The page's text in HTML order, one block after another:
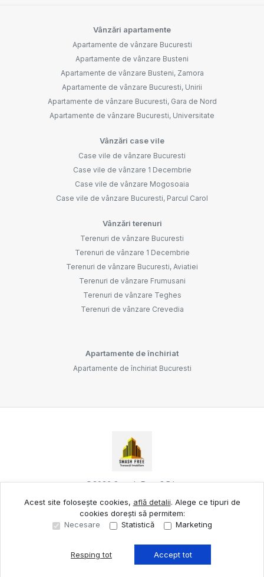
Vânzări apartamente
Apartamente de vânzare Bucuresti
Apartamente de vânzare Busteni
Apartamente de vânzare Busteni, Zamora
Apartamente de vânzare Bucuresti, Unirii
Apartamente de vânzare Bucuresti, Gara de Nord
Apartamente de vânzare Bucuresti, Universitate
Vânzări case vile
Case vile de vânzare Bucuresti
Case vile de vânzare 1 Decembrie
Case vile de vânzare Mogosoaia
Case vile de vânzare Bucuresti, Parcul Carol
Vânzări terenuri
Terenuri de vânzare Bucuresti
Terenuri de vânzare 1 Decembrie
Terenuri de vânzare Bucuresti, Aviatiei
Terenuri de vânzare Frumusani
Terenuri de vânzare Teghes
Terenuri de vânzare Crevedia
Apartamente de închiriat
Apartamente de închiriat Bucuresti
©2026Smash Free S.R.L.
Site creat în
Acest site folosește cookies, află detalii. Alege ce tipuri de
cookies dorești să permitem:
Necesare
Statistică Marketing
Resping tot Accept tot